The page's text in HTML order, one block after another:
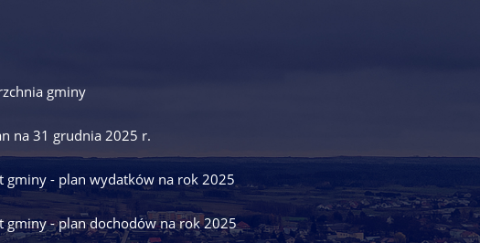
gminy
na 31 grudnia 2025 r.
gminy - plan wydatków na rok 2025
gminy - plan dochodów na rok 2025